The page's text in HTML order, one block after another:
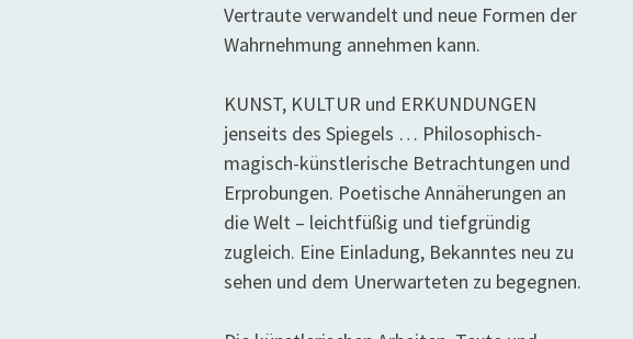
Vertraute verwandelt und neue Formen der
Wahrnehmung annehmen kann.
KUNST, KULTUR und ERKUNDUNGEN
jenseits des Spiegels … Philosophisch-
magisch-künstlerische Betrachtungen und
Erprobungen. Poetische Annäherungen an
die Welt – leichtfüßig und tiefgründig
zugleich. Eine Einladung, Bekanntes neu zu
sehen und dem Unerwarteten zu begegnen.